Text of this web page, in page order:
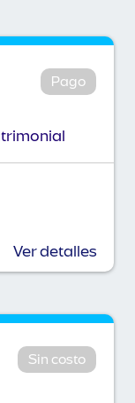
Pago
Ver detalles
Sin costo